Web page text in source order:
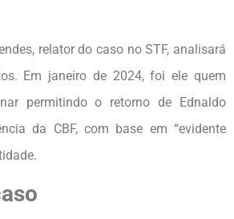
relator do caso no STF, analisará
Em janeiro de 2024, foi ele quem
permitindo o retorno de Ednaldo
da CBF, com base em “evidente